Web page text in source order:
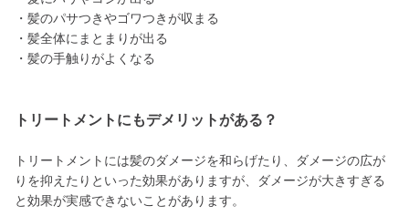
・髪のパサつきやゴワつきが収まる
・髪全体にまとまりが出る
・髪の手触りがよくなる
トリートメントにもデメリットがある？
トリートメントには髪のダメージを和らげたり、ダメージの広が
りを抑えたりといった効果がありますが、ダメージが大きすぎる
と効果が実感できないことがあります。